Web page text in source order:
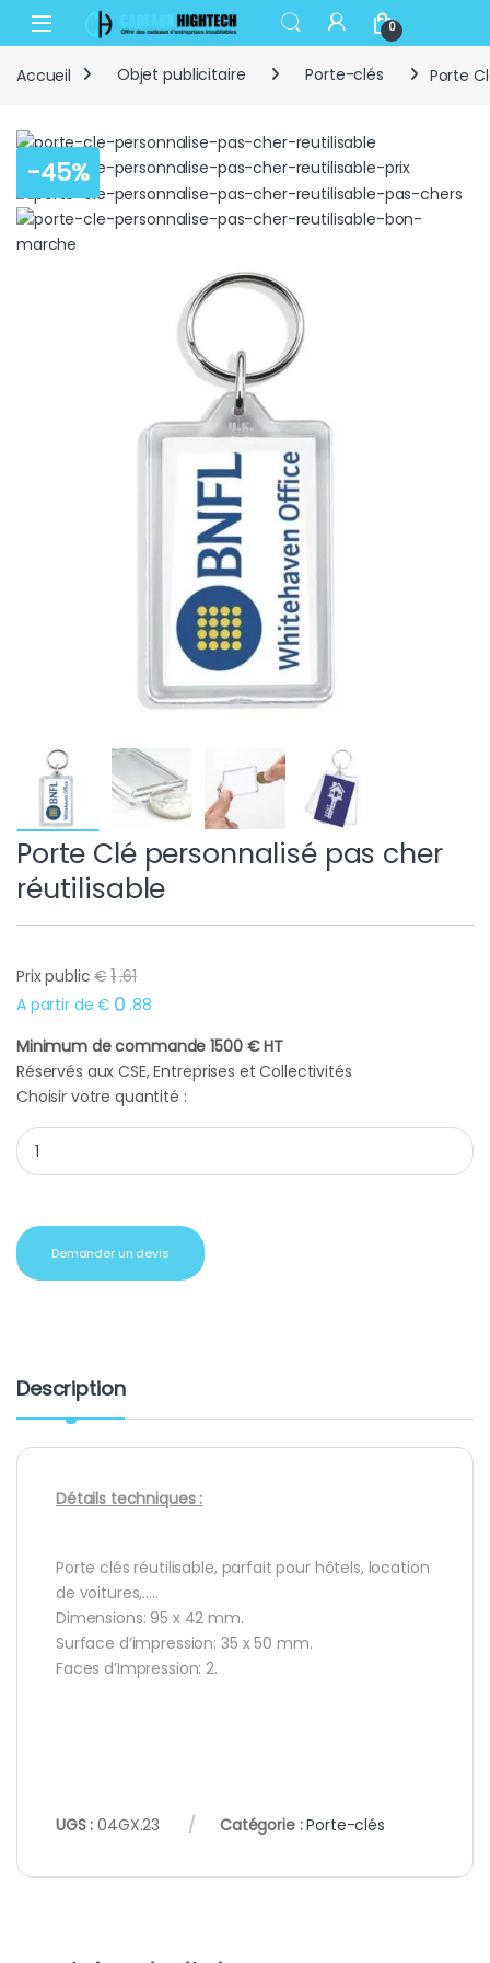
Skip to navigation
Skip to content
Open 0
Accueil Objet publicitaire Porte-clés Porte
-45%
Porte Clé personnalisé pas cher
réutilisable
Prix public €1.61
A partir de € 0 .88
Minimum de commande 1500 € HT
Réservés aux CSE, Entreprises et Collectivités
Choisir votre quantité :
Porte Clé personnalisé pas cher réutilisable quantity
Demander un devis
Description
Détails techniques :
Porte clés réutilisable, parfait pour hôtels, location
de voitures,…..
Dimensions: 95 x 42 mm.
Surface d’impression: 35 x 50 mm.
Faces d’Impression: 2.
UGS :04GX.23 Catégorie :Porte-clés